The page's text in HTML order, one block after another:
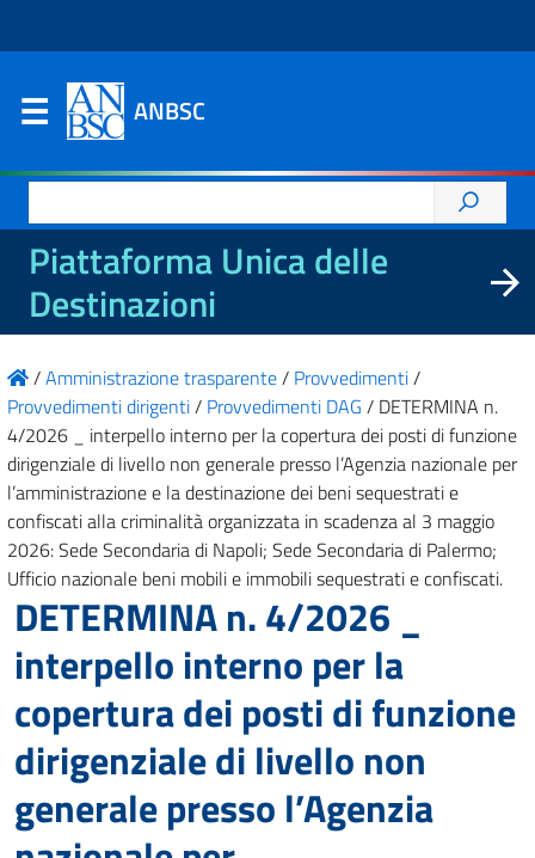
ANBSC
per:
Piattaforma Unica delle
Destinazioni
/Amministrazione trasparente/ Provvedimenti/
Provvedimenti dirigenti/ Provvedimenti DAG / DETERMINA n.
4/2026 _ interpello interno per la copertura dei posti di funzione
dirigenziale di livello non generale presso l’Agenzia nazionale per
l’amministrazione e la destinazione dei beni sequestrati e
confiscati alla criminalità organizzata in scadenza al 3 maggio
2026: Sede Secondaria di Napoli; Sede Secondaria di Palermo;
Ufficio nazionale beni mobili e immobili sequestrati e confiscati.
DETERMINA n. 4/2026 _
interpello interno per la
copertura dei posti di funzione
dirigenziale di livello non
generale presso l’Agenzia